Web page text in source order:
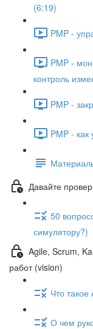
(6:19)
PMP -
PMP -
контроль
PMP -
PMP -
Давайте
50
симулятору?)
Agile, Scrum,
работ (vision)
Что
О чем